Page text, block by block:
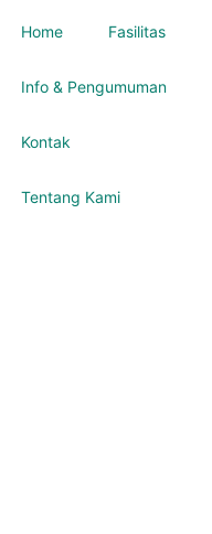
Home Fasilitas
Info & Pengumuman
Kontak
Tentang Kami